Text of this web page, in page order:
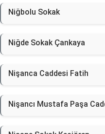
Niğbolu Sokak
Niğde Sokak Çankaya
Nişanca Caddesi Fatih
Nişancı Mustafa Paşa